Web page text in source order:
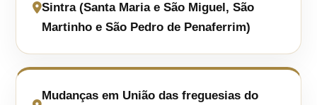
Sintra (Santa Maria e São Miguel, São
Martinho e São Pedro de Penaferrim)
Mudanças em União das freguesias do